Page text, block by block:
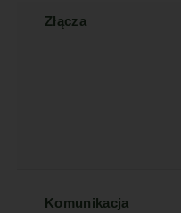
Złącza
Komunikacja